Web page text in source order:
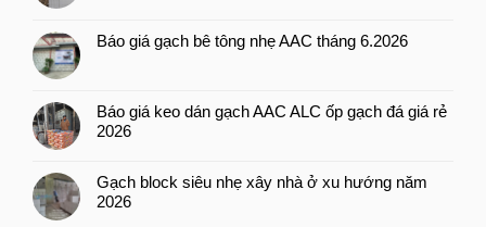
Báo giá gạch bê tông nhẹ AAC tháng 6.2026
Báo giá keo dán gạch AAC ALC ốp gạch đá giá rẻ
2026
Gạch block siêu nhẹ xây nhà ở xu hướng năm
2026